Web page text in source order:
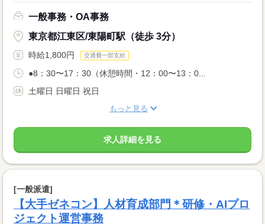
一般事務・OA事務
東京都江東区/東陽町駅（徒歩 3分）
時給1,800円 交通費一部支給
●8：30〜17：30（休憩時間・12：00〜13：0...
土曜日 日曜日 祝日
もっと見る
求人詳細を見る
[一般派遣]
【大手ゼネコン】人材育成部門＊研修・AIプロ
ジェクト運営事務